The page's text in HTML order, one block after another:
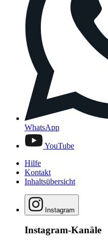
WhatsApp
YouTube
Hilfe
Kontakt
Inhaltsübersicht
Instagram
Instagram-Kanäle